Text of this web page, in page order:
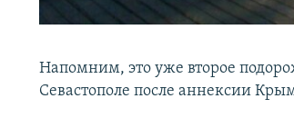
Напомним, это уже второе
Севастополе после аннексии